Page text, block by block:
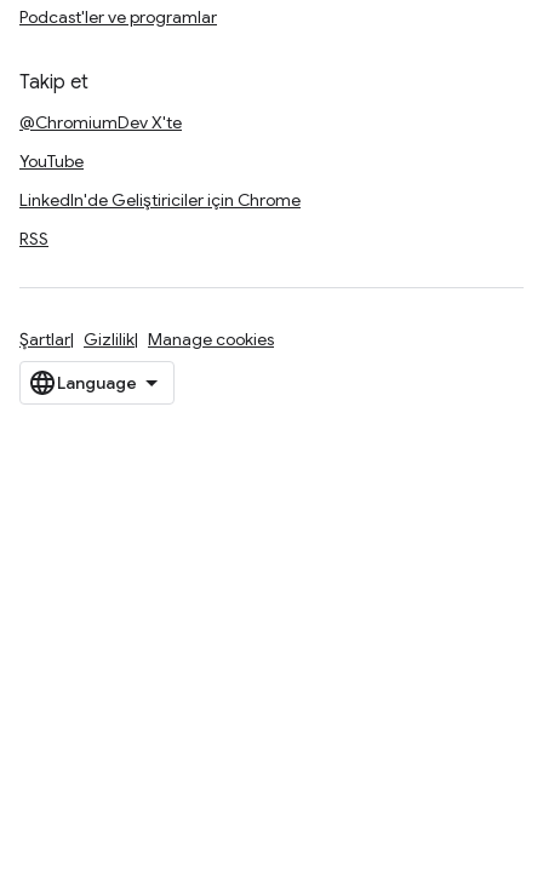
Podcast'ler ve programlar
Takip et
@ChromiumDev X'te
YouTube
LinkedIn'de Geliştiriciler için Chrome
RSS
Şartlar Gizlilik Manage cookies